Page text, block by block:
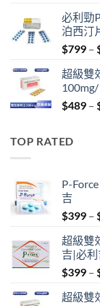
必利勁
泊西汀
$799 –
超級雙
$489 –
TOP RATED
P-
吉
$399 –
超級雙
吉|必
$399 –
超級雙